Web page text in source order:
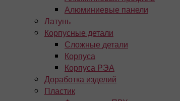
Алюминиевые панели
Латунь
Корпусные детали
Сложные детали
Корпуса
Корпуса РЭА
Доработка изделий
Пластик